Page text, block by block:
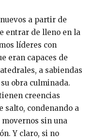
a partir de
entrar de lleno en la
líderes con
eran capaces de
a sabiendas
obra culminada.
creencias
salto, condenando a
movernos sin una
Y claro, si no